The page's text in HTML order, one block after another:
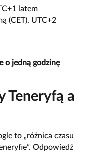
latem
(CET), UTC+2
o jedną godzinę
Teneryfą a
to „różnica czasu
Odpowiedź